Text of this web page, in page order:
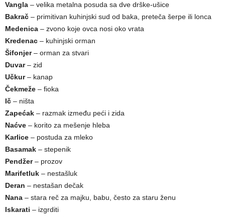
Vangla – velika metalna posuda sa dve drške-ušice
Bakrač – primitivan kuhinjski sud od baka, preteča šerpe ili lonca
Medenica – zvono koje ovca nosi oko vrata
Kredenac – kuhinjski orman
Šifonjer– orman za stvari
Duvar– zid
Učkur– kanap
Čekmeže – fioka
Ič – ništa
Zapećak – razmak između peći i zida
Naćve – korito za mešenje hleba
Karlice – postuda za mleko
Basamak – stepenik
Pendžer– prozov
Marifetluk – nestašluk
Deran – nestašan dečak
Nana – stara reč za majku, babu, često za staru ženu
Iskarati – izgrditi